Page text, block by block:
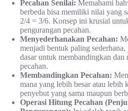
Pecahan Senilai: Memahami
berbeda bisa memiliki nilai yang
2/4 = 3/6. Konsep ini krusial
pengurangan pecahan.
Menyederhanakan Pecahan:
menjadi bentuk paling sederhana,
dasar untuk membandingkan dan
pecahan.
Membandingkan Pecahan:
mana yang lebih besar atau lebih
penyebut yang sama maupun
Operasi Hitung Pecahan